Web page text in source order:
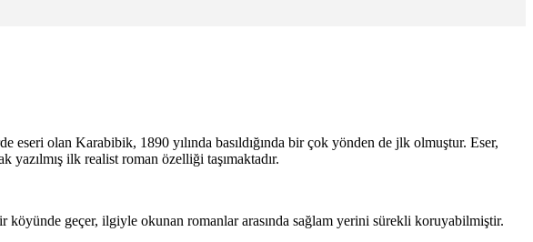
eseri olan Karabibik, 1890 yılında basıldığında bir çok yönden de jlk olmuştur. Eser,
yazılmış ilk realist roman özelliği taşımaktadır.
geçer, ilgiyle okunan romanlar arasında sağlam yerini sürekli koruyabilmiştir.